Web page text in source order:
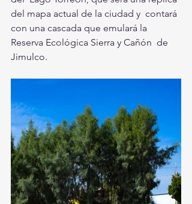
del mapa actual de la ciudad y  contará
con una cascada que emulará la
Reserva Ecológica Sierra y Cañón  de
Jimulco.